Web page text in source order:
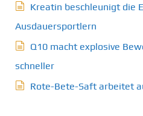
Kreatin beschleunigt die
Ausdauersportlern
Q10 macht explosive
schneller
Rote-Bete-Saft arbeitet